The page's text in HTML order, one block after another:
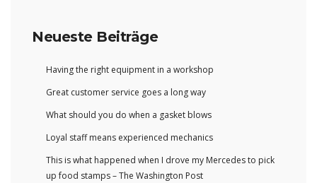
Neueste Beiträge
Having the right equipment in a workshop
Great customer service goes a long way
What should you do when a gasket blows
Loyal staff means experienced mechanics
This is what happened when I drove my Mercedes to pick
up food stamps – The Washington Post